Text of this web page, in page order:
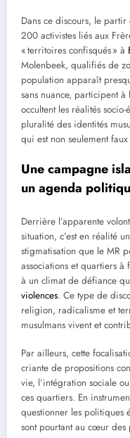
Dans ce discours, le partir
200 activistes liés aux
« territoires confisqués » à
Molenbeek, qualifiés de
population apparaît
sans nuance, participent à
occultent les réalités
pluralité des identités
qui est non seulement
Une campagne
un agenda
Derrière l’apparente
situation, c’est en réalité
stigmatisation que le MR
associations et quartiers
à un climat de défiance
violences. Ce type de
religion, radicalisme et
musulmans vivent et
Par ailleurs, cette
criante de propositions
vie, l’intégration sociale
ces quartiers. En
questionner les politiques
sont pourtant au cœur des